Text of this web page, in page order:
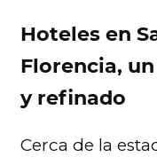
Hoteles en
Florencia,
y refinado
Cerca de la